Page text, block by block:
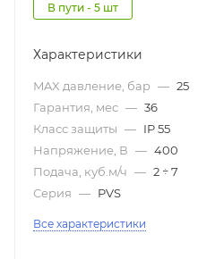
В пути - 5 шт
Характеристики
MAX давление, бар — 25
Гарантия, мес — 36
Класс защиты — IP 55
Напряжение, В — 400
Подача, куб.м/ч — 2 ÷ 7
Серия — PVS
Все характеристики